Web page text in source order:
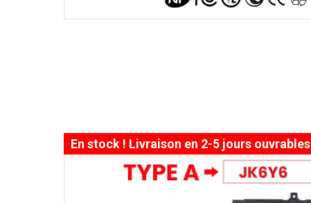
En stock ! Livraison en 2-5 jours ouvrables